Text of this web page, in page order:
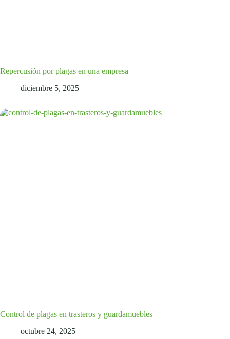
Repercusión por plagas en una empresa
diciembre 5, 2025
Control de plagas en trasteros y guardamuebles
octubre 24, 2025